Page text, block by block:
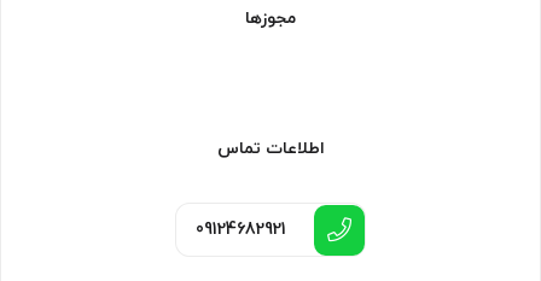
مجوزها
اطلاعات تماس
09124682921